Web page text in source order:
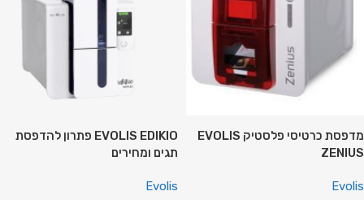
מדפסת כרטיסי פלסטיק EVOLIS
ZENIUS
Evolis
EVOLIS EDIKIO פתרון להדפסת
תגים ומחירים
Evolis